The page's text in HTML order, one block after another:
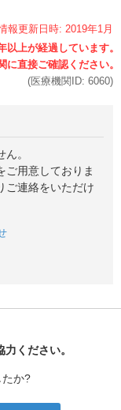
報更新日時: 2019年1月
(医療機関ID: 6060)
。
ご用意しておりま
ご連絡をいただけ
ください。
たか?